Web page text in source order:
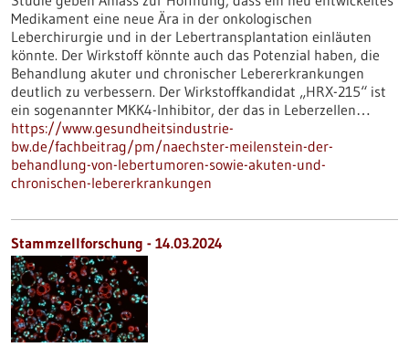
Medikament eine neue Ära in der onkologischen
Leberchirurgie und in der Lebertransplantation einläuten
könnte. Der Wirkstoff könnte auch das Potenzial haben, die
Behandlung akuter und chronischer Lebererkrankungen
deutlich zu verbessern. Der Wirkstoffkandidat „HRX-215“ ist
ein sogenannter MKK4-Inhibitor, der das in Leberzellen…
https://www.gesundheitsindustrie-
bw.de/fachbeitrag/pm/naechster-meilenstein-der-
behandlung-von-lebertumoren-sowie-akuten-und-
chronischen-lebererkrankungen
Stammzellforschung - 14.03.2024